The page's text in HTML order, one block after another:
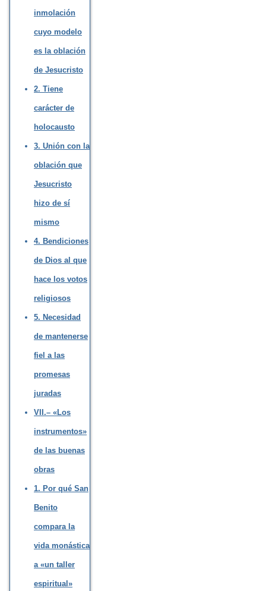
inmolación
cuyo modelo
es la oblación
de Jesucristo
2. Tiene
carácter de
holocausto
3. Unión con la
oblación que
Jesucristo
hizo de sí
mismo
4. Bendiciones
de Dios al que
hace los votos
religiosos
5. Necesidad
de mantenerse
fiel a las
promesas
juradas
VII.– «Los
instrumentos»
de las buenas
obras
1. Por qué San
Benito
compara la
vida monástica
a «un taller
espiritual»